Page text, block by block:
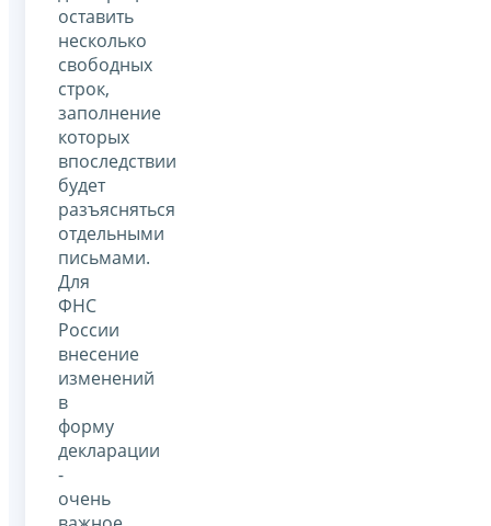
оставить
несколько
свободных
строк,
заполнение
которых
впоследствии
будет
разъясняться
отдельными
письмами.
Для
ФНС
России
внесение
изменений
в
форму
декларации
-
очень